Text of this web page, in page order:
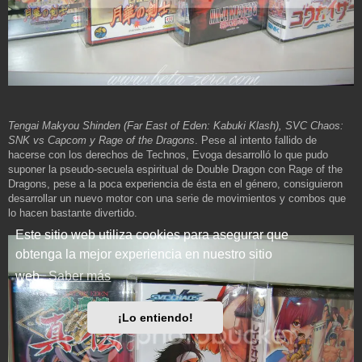
Este sitio web utiliza cookies para asegurar que
obtenga la mejor experiencia en nuestro sitio
web.Saber más
¡Lo entiendo!
Tengai Makyou Shinden (Far East of Eden: Kabuki Klash), SVC Chaos:
SNK vs Capcom y Rage of the Dragons . Pese al intento fallido de
hacerse con los derechos de Technos, Evoga desarrolló lo que pudo
suponer la pseudo-secuela espiritual de Double Dragon con Rage of the
Dragons, pese a la poca experiencia de ésta en el género, consiguieron
desarrollar un nuevo motor con una serie de movimientos y combos que
lo hacen bastante divertido.